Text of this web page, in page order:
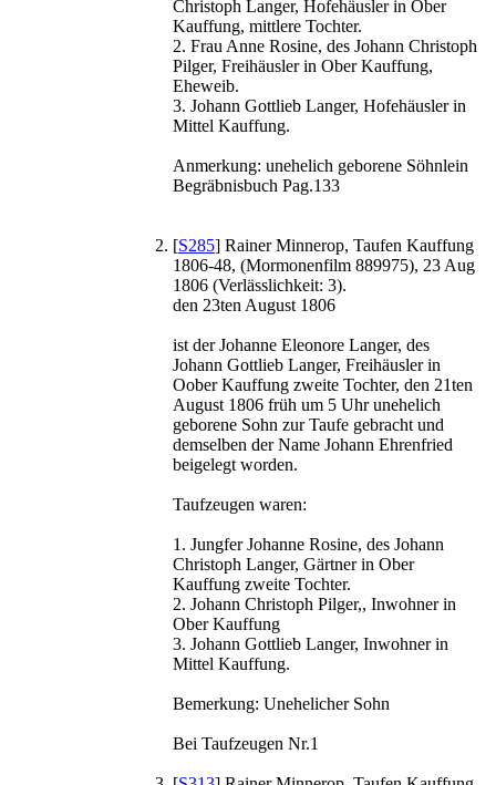
Christoph Langer, Hofehäusler in Ober
Kauffung, mittlere Tochter.
2. Frau Anne Rosine, des Johann Christoph
Pilger, Freihäusler in Ober Kauffung,
Eheweib.
3. Johann Gottlieb Langer, Hofehäusler in
Mittel Kauffung.
Anmerkung: unehelich geborene Söhnlein
Begräbnisbuch Pag.133
[S285] Rainer Minnerop, Taufen Kauffung
1806-48, (Mormonenfilm 889975), 23 Aug
1806 (Verlässlichkeit: 3).
den 23ten August 1806
ist der Johanne Eleonore Langer, des
Johann Gottlieb Langer, Freihäusler in
Oober Kauffung zweite Tochter, den 21ten
August 1806 früh um 5 Uhr unehelich
geborene Sohn zur Taufe gebracht und
demselben der Name Johann Ehrenfried
beigelegt worden.
Taufzeugen waren:
1. Jungfer Johanne Rosine, des Johann
Christoph Langer, Gärtner in Ober
Kauffung zweite Tochter.
2. Johann Christoph Pilger,, Inwohner in
Ober Kauffung
3. Johann Gottlieb Langer, Inwohner in
Mittel Kauffung.
Bemerkung: Unehelicher Sohn
Bei Taufzeugen Nr.1